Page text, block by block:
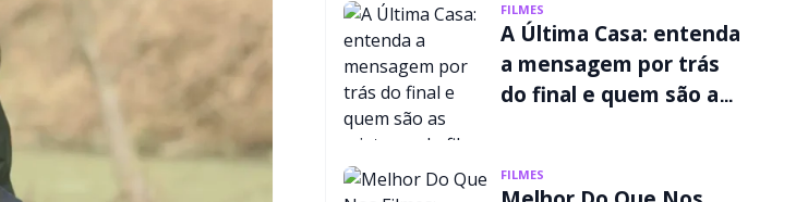
FILMES
A Última Casa: entenda
a mensagem por trás
do final e quem são as
FILMES